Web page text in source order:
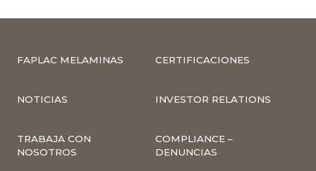
FAPLAC MELAMINAS CERTIFICACIONES
NOTICIAS INVESTOR RELATIONS
TRABAJA CON
NOSOTROS
COMPLIANCE –
DENUNCIAS